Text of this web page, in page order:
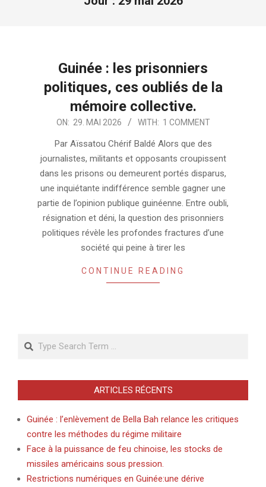
Guinée : les prisonniers
politiques, ces oubliés de la
mémoire collective.
2026-ON: 29. MAI 2026 WITH: 1 COMMENT
Par Aïssatou Chérif Baldé Alors que des
journalistes, militants et opposants croupissent
dans les prisons ou demeurent portés disparus,
une inquiétante indifférence semble gagner une
partie de l’opinion publique guinéenne. Entre oubli,
résignation et déni, la question des prisonniers
politiques révèle les profondes fractures d’une
société qui peine à tirer les
CONTINUE READING
Search
ARTICLES RÉCENTS
Guinée : l’enlèvement de Bella Bah relance les critiques
contre les méthodes du régime militaire
Face à la puissance de feu chinoise, les stocks de
missiles américains sous pression.
Restrictions numériques en Guinée:une dérive